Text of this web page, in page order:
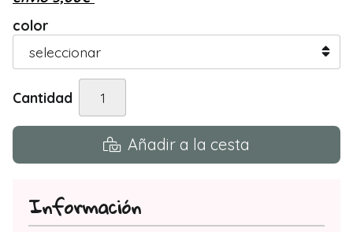
color
Cantidad
Añadir a la cesta
Información